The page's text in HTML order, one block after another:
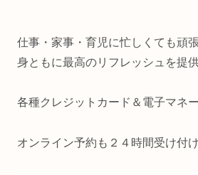
仕事・家事・育児に忙しくても頑
身ともに最高のリフレッシュを提供
各種クレジットカード＆電子マネ
オンライン予約も２４時間受け付